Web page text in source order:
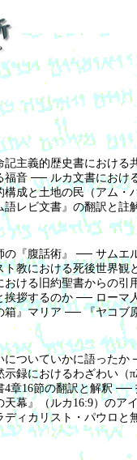
主義的歴史書における
音 ── ルカ文書におけ
成と土地の民（アム・
レビ文書』の翻訳と註解
『腹話術』 ── サムエ
教における死後世界観
ける旧約聖書からの引
拶するのか ── ローマ
』マリア ── 『ヤコブ
ついていかに語ったか
録におけるわざわい（
章16節の翻訳と解釈 ──
幕』（ルカ16:9）のア
ィカリスト・パウロと